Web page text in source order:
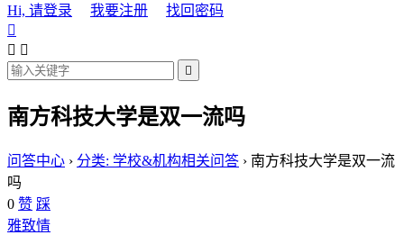
Hi, 请登录 我要注册
找回密码

 

南方科技大学是双一流吗
问答中心 › 分类: 学校&机构相关问答 › 南方科技大学是双一流
吗
0 赞 踩
雅致情